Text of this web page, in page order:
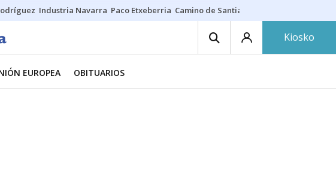
Industria Navarra Paco Etxeberria Camino de Santiago
Kiosko
EUROPEA OBITUARIOS